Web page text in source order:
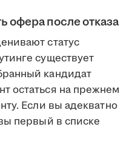
офера после отказа
статус
существует
кандидат
остаться на прежнем
Если вы адекватно
первый в списке